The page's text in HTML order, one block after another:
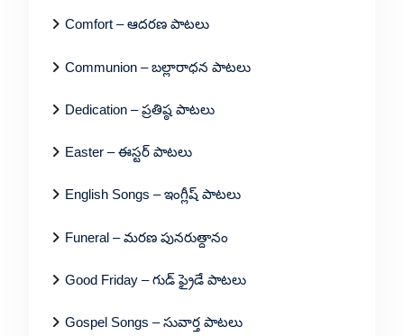
Comfort – ఆదరణ పాటలు
Communion – బల్లారాధన పాటలు
Dedication – ప్రతిష్ఠ పాటలు
Easter – ఈస్టర్ పాటలు
English Songs – ఇంగ్లీష్ పాటలు
Funeral – మరణ పునరుత్దానం
Good Friday – గుడ్ ఫ్రైడే పాటలు
Gospel Songs – సువార్త పాటలు